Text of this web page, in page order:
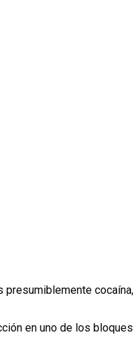
en uno de los